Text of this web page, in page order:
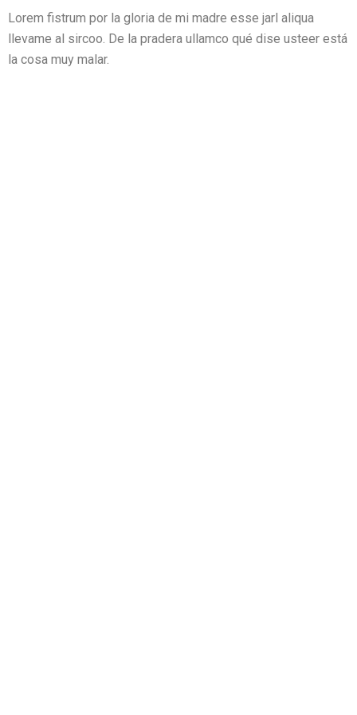
Lorem fistrum por la gloria de mi madre esse jarl aliqua
llevame al sircoo. De la pradera ullamco qué dise usteer está
la cosa muy malar.